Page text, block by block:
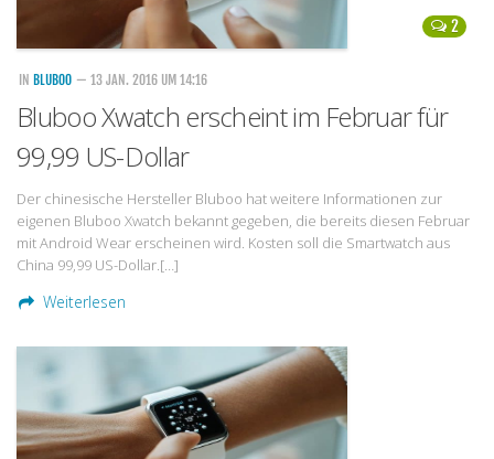
2
IN BLUBOO — 13 JAN. 2016 UM 14:16
Bluboo Xwatch erscheint im Februar für
99,99 US-Dollar
Der chinesische Hersteller Bluboo hat weitere Informationen zur
eigenen Bluboo Xwatch bekannt gegeben, die bereits diesen Februar
mit Android Wear erscheinen wird. Kosten soll die Smartwatch aus
China 99,99 US-Dollar.[…]
Weiterlesen